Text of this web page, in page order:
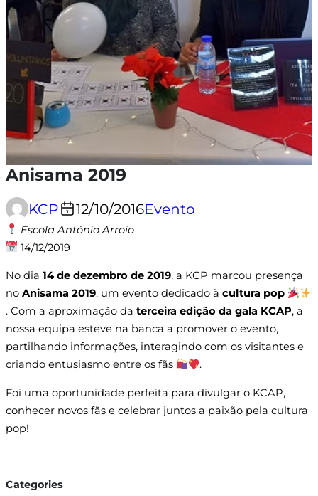
Anisama 2019
KCP 12/10/2016Evento
Escola António Arroio
14/12/2019
No dia 14 de dezembro de 2019, a KCP marcou presença
no Anisama 2019, um evento dedicado à cultura pop
. Com a aproximação da terceira edição da gala KCAP, a
nossa equipa esteve na banca a promover o evento,
partilhando informações, interagindo com os visitantes e
criando entusiasmo entre os fãs
.
Foi uma oportunidade perfeita para divulgar o KCAP,
conhecer novos fãs e celebrar juntos a paixão pela cultura
pop!
Categories